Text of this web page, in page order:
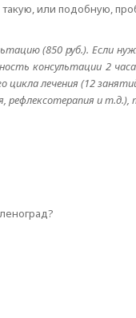
или подобную,
(850 руб.). Если
консультации 2
лечения (12
и